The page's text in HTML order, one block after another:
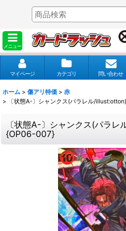
メニュー
マイページ カテゴリ 問い合わせ
ホーム > 傷アリ特価 > 赤
>
〔状態A-〕シャンクス(パラレル/
〔状態A-〕シャンクス(パラレ
{OP06-007}